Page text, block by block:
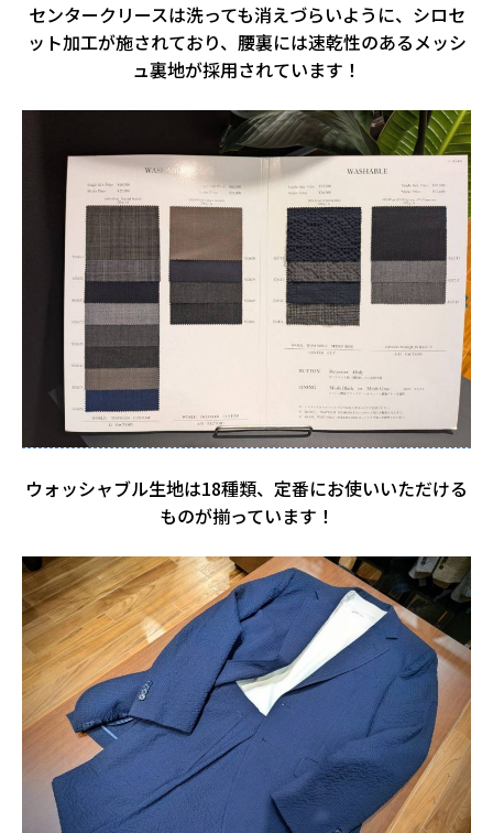
センタークリースは洗っても消えづらいように、シロセ
ット加工が施されており、腰裏には速乾性のあるメッシ
ュ裏地が採用されています！
ウォッシャブル生地は18種類、定番にお使いいただける
ものが揃っています！